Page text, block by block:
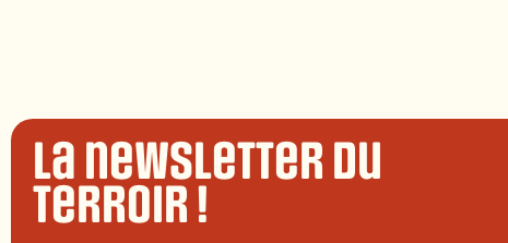
La newsletter du
terroir !